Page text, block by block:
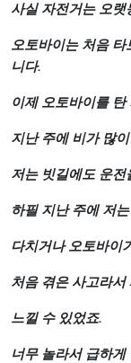
사실 자전거는 오랫
오토바이는 처음 타
니다.
이제 오토바이를 탄
지난 주에 비가 많이
저는 빗길에도 운전
하필 지난 주에 저는
다치거나 오토바이
처음 겪은 사고라서
느낄 수 있었죠.
너무 놀라서 급하게